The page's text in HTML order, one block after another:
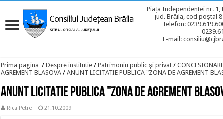
Piața Independenței nr. 1,
jud. Brăila, cod poștal
Telefon:
E-mail:
Prima pagina / Despre institutie / Patrimoniu public şi privat /
AGREMENT BLASOVA / ANUNT LICITATIE PUBLICA "ZONA DE AGREMENT
ANUNT LICITATIE PUBLICA "ZONA DE AGREMENT
Rica Petre 21.10.2009